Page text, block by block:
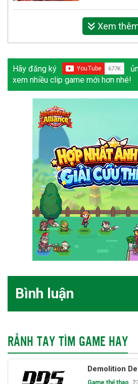
Xem
Hãy đăng ký
xem nhiều clip game mới hơn nhé!
Bình luận
RẢNH TAY TÌM GAME HAY
Demolition